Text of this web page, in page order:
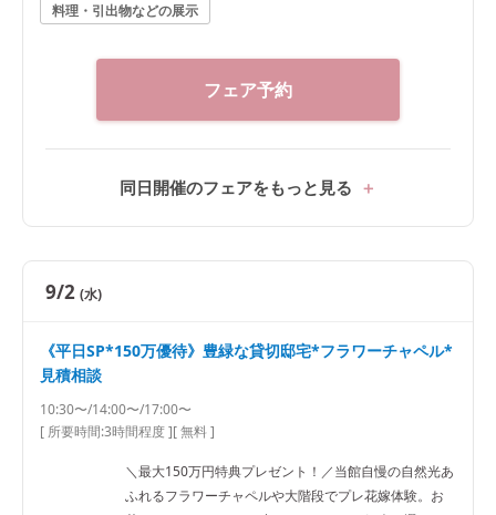
料理・引出物などの展示
フェア予約
同日開催のフェアをもっと見る
9/2 (水)
《平日SP*150万優待》豊緑な貸切邸宅*フラワーチャペル*
見積相談
10:30〜/14:00〜/17:00〜
[ 所要時間:3時間程度][ 無料 ]
＼最大150万円特典プレゼント！／当館自慢の自然光あ
ふれるフラワーチャペルや大階段でプレ花嫁体験。お